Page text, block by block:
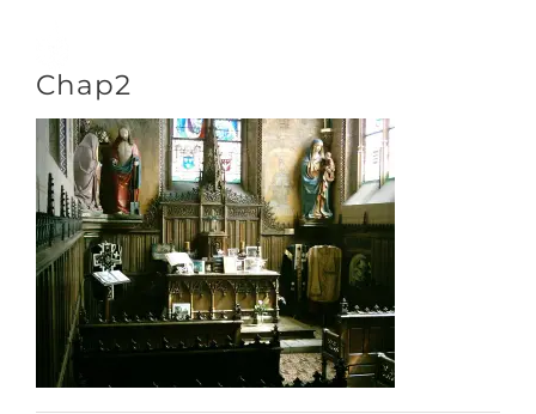
contenu
DÉCOUVRIR
VENIR
NOUS SUIVRE
Chap2